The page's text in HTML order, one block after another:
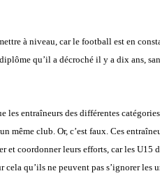
à niveau, car le football est en
qu’il a décroché il y a dix ans,
les entraîneurs des différentes
même club. Or, c’est faux. Ces
coordonner leurs efforts, car les U15
qu’ils ne peuvent pas s’ignorer les